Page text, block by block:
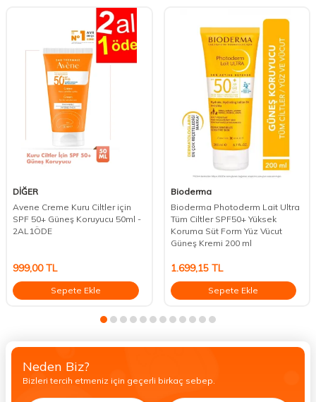
DİĞER
Avene Creme Kuru Ciltler için
SPF 50+ Güneş Koruyucu 50ml -
2AL1ÖDE
999,00TL
Sepete Ekle
Bioderma
Bioderma Photoderm Lait Ultra
Tüm Ciltler SPF50+ Yüksek
Koruma Süt Form Yüz Vücut
Güneş Kremi 200 ml
1.699,15TL
Sepete Ekle
Neden Biz?
Bizleri tercih etmeniz için geçerli birkaç sebep.